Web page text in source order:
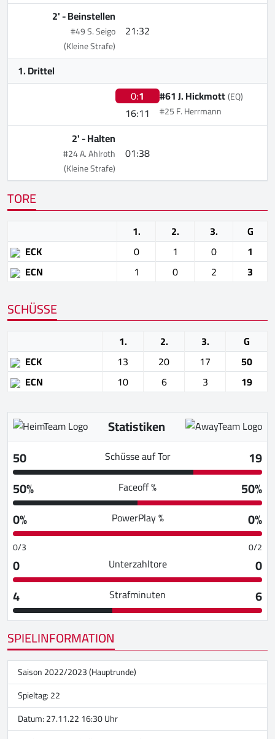
21:32
2' -Beinstellen
#49 S. Seigo
(Kleine Strafe)
1. Drittel
0:1
16:11
#61 J. Hickmott(EQ)
#25 F. Herrmann
01:38
2' -Halten
#24 A. Ahlroth
(Kleine Strafe)
TORE
1. 2. 3.
G
ECK
0 1 0
1
ECN
1 0 2 3
SCHÜSSE
1. 2. 3.
G
ECK
13 20 17
50
ECN
10 6 3 19
Statistiken
50
Schüsse auf Tor
19
50%
Faceoff %
50%
0%
PowerPlay % 0%
0/3 0/2
0 Unterzahltore
0
4
Strafminuten
6
SPIELINFORMATION
Saison 2022/2023 (Hauptrunde)
Spieltag: 22
Datum: 27.11.22 16:30 Uhr